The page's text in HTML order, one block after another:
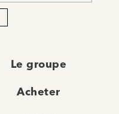
Le groupe
Acheter